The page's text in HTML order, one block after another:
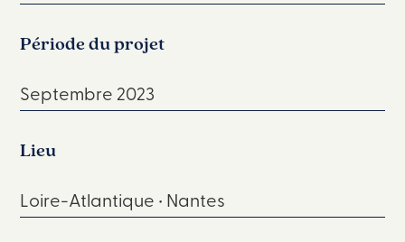
Période du projet
Septembre 2023
Lieu
Loire-Atlantique • Nantes